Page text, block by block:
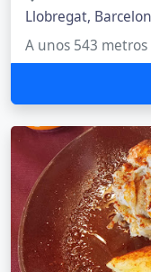
Llobregat,
A unos 543